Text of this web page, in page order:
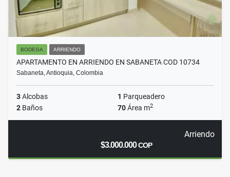
BODEGA ARRIENDO
APARTAMENTO EN ARRIENDO EN SABANETA COD 10734
Sabaneta, Antioquia, Colombia
3Alcobas 1 Parqueadero
2 Baños 70Área m2
Arriendo
$3.000.000COP